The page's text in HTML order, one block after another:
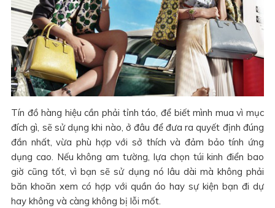
Tín đồ hàng hiệu cần phải tỉnh táo, để biết mình mua vì mục
đích gì, sẽ sử dụng khi nào, ở đâu để đưa ra quyết định đúng
đắn nhất, vừa phù hợp với sở thích và đảm bảo tính ứng
dụng cao. Nếu không am tường, lựa chọn túi kinh điển bao
giờ cũng tốt, vì bạn sẽ sử dụng nó lâu dài mà không phải
băn khoăn xem có hợp với quần áo hay sự kiện bạn đi dự
hay không và càng không bị lỗi mốt.